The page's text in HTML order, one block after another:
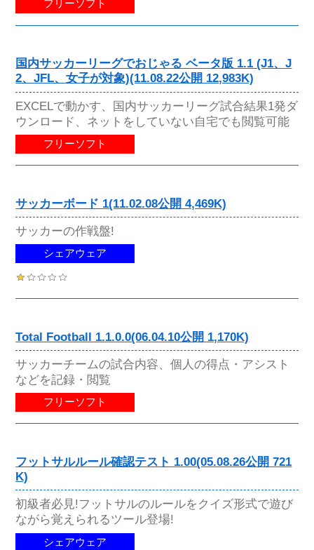
フリーソフト
国内サッカーリーグでおじゃる ベータ版 1.1 (J1、J
2、JFL、女子が対象)(11.08.22公開 12,983K)
EXCELで動かす、国内サッカーリーグ試合結果1発ダ
ウンロード、ネットをしていない自宅でも閲覧可能
フリーソフト
サッカーボード 1(11.02.08公開 4,469K)
サッカーの作戦盤!
シェアウェア
Total Football 1.1.0.0(06.04.10公開 1,170K)
サッカーチームの試合内容、個人の得点・アシスト
などを記録・閲覧
フリーソフト
フットサルルール確認テスト 1.00(05.08.26公開 721
K)
初級者必見!フットサルのルールをクイズ形式で遊び
ながら覚えられるツール登場!
シェアウェア